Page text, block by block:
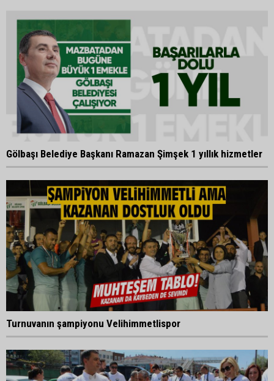
Gölbaşı Belediye Başkanı Ramazan Şimşek 1 yıllık hizmetler
Turnuvanın şampiyonu Velihimmetlispor